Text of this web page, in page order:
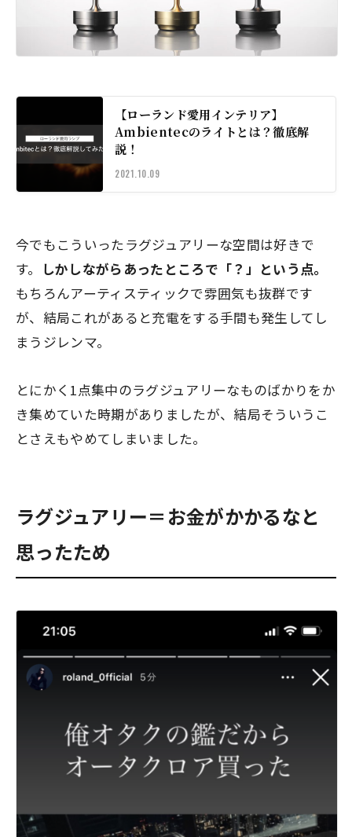
【ローランド愛用インテリア】
Ambientecのライトとは？徹底解
説！
2021.10.09
今でもこういったラグジュアリーな空間は好きで
す。
しかしながらあったところで「？」という点。
もちろんアーティスティックで雰囲気も抜群です
が、結局これがあると充電をする手間も発生してし
まうジレンマ。
とにかく1点集中のラグジュアリーなものばかりをか
き集めていた時期がありましたが、結局そういうこ
とさえもやめてしまいました。
ラグジュアリー＝お金がかかるなと
思ったため